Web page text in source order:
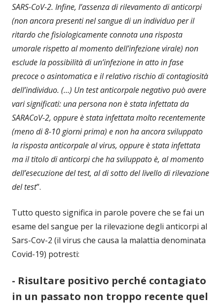
SARS-CoV-2. Infine, l’assenza di rilevamento di anticorpi
(non ancora presenti nel sangue di un individuo per il
ritardo che fisiologicamente connota una risposta
umorale rispetto al momento dell’infezione virale) non
esclude la possibilità di un’infezione in atto in fase
precoce o asintomatica e il relativo rischio di contagiosità
dell’individuo. (…) Un test anticorpale negativo può avere
vari significati: una persona non è stata infettata da
SARACoV-2, oppure è stata infettata molto recentemente
(meno di 8-10 giorni prima) e non ha ancora sviluppato
la risposta anticorpale al virus, oppure è stata infettata
ma il titolo di anticorpi che ha sviluppato è, al momento
dell’esecuzione del test, al di sotto del livello di rilevazione
del test”.
Tutto questo significa in parole povere che se fai un
esame del sangue per la rilevazione degli anticorpi al
Sars-Cov-2 (il virus che causa la malattia denominata
Covid-19) potresti:
- Risultare positivo perché contagiato
in un passato non troppo recente quel